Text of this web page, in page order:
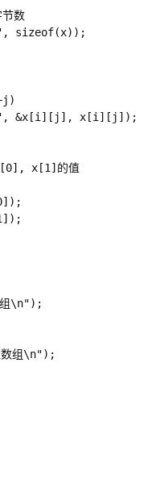
数
sizeof(x));
&x[i][j], x[i][j]);
x[1]的值
\n");
组\n");